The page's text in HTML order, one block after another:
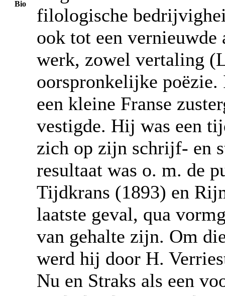
Bio
filologische
ook tot een
werk, zowel vertaling
oorspronkelijke
een kleine Franse
vestigde. Hij was een
zich op zijn schrijf- en
resultaat was o. m. de
Tijdkrans (1893) en
laatste geval, qua
van gehalte zijn. Om
werd hij door H.
Nu en Straks als een